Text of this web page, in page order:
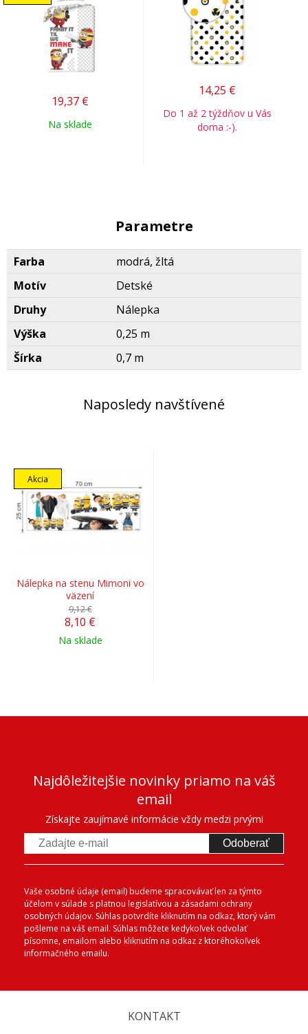
19,37 €
Na sklade
14,25 €
Do 1 až 2 týždňov u Vás
doma :-).
Parametre
Farba
modrá, žltá
Motív
Detské
Druhy
Nálepka
Výška
0,25 m
Šírka
0,7 m
Naposledy navštívené
Akcia
Nálepka na stenu Mimoni vo
väzení
9,12 €
8,10 €
Na sklade
Najdôležitejšie novinky priamo na váš
email
Získajte zaujímavé informácie vždy medzi prvými
Odoberať
Vaše osobné údaje (email) budeme spracovávať len za týmto
účelom v súlade s platnou legislatívou a zásadami ochrany
osobných údajov. Súhlas potvrdíte kliknutím na odkaz, ktorý vám
pošleme na váš email. Súhlas môžete kedykoľvek odvolať
písomne, emailom alebo kliknutím na odkaz z ktoréhokoľvek
informačného emailu.
KONTAKT